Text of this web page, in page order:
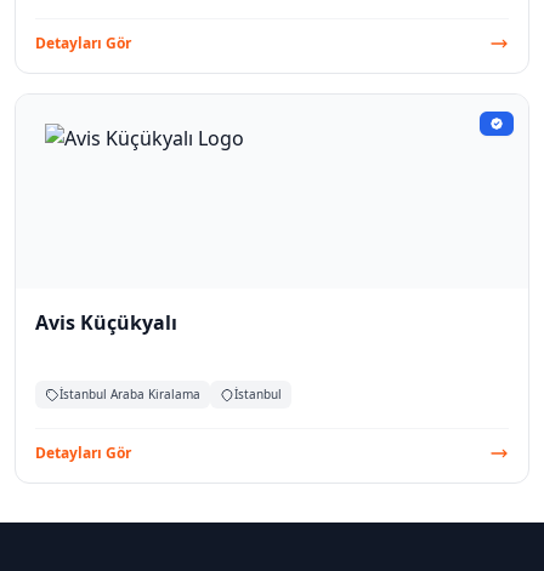
Detayları Gör
Avis Küçükyalı
İstanbul Araba Kiralama İstanbul
Detayları Gör